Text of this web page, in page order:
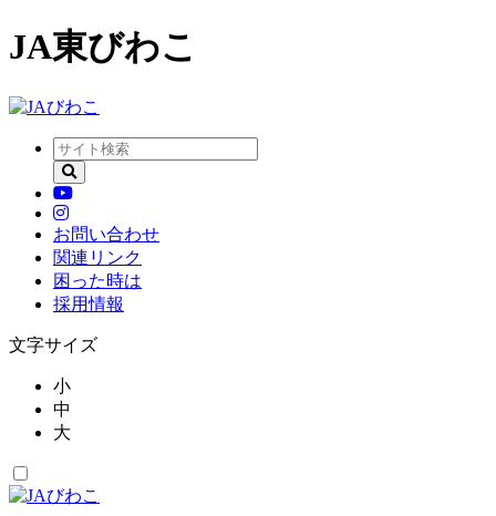
JA東びわこ
お問い合わせ
関連リンク
困った時は
採用情報
文字サイズ
小
中
大